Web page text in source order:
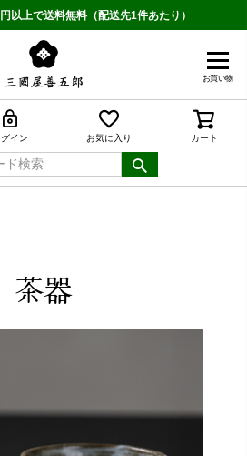
以上で送料無料（配送先1件あたり）
お買い物
グイン お気に入り カート
茶器